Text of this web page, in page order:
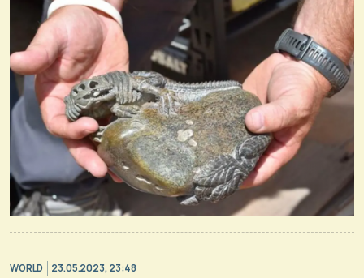
WORLD 23.05.2023, 23:48